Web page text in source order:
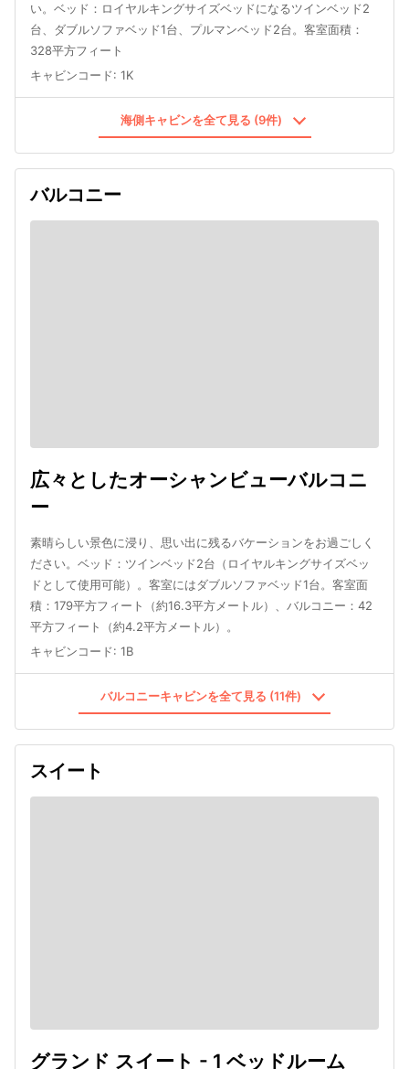
い。ベッド：ロイヤルキングサイズベッドになるツインベッド2
台、ダブルソファベッド1台、プルマンベッド2台。客室面積：
328平方フィート
キャビンコード: 1K
海側キャビンを全て見る (9件)
バルコニー
広々としたオーシャンビューバルコニ
ー
素晴らしい景色に浸り、思い出に残るバケーションをお過ごしく
ださい。ベッド：ツインベッド2台（ロイヤルキングサイズベッ
ドとして使用可能）。客室にはダブルソファベッド1台。客室面
積：179平方フィート（約16.3平方メートル）、バルコニー：42
平方フィート（約4.2平方メートル）。
キャビンコード: 1B
バルコニーキャビンを全て見る (11件)
スイート
グランド スイート - 1 ベッドルーム